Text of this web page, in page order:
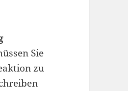
Sie
zu